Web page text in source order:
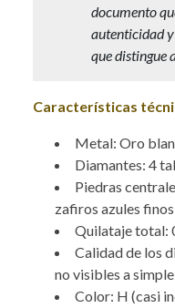
documento
autenticidad
que distingue
Características
Metal: Oro
Diamantes: 4
Piedras
zafiros azules
Quilataje total:
Calidad de los
no visibles a
Color: H (casi